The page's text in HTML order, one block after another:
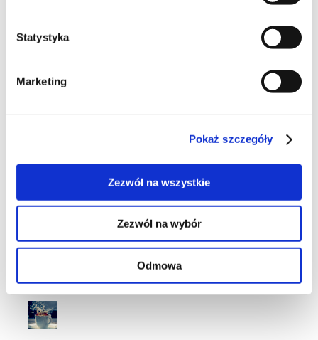
Statystyka
Marketing
Pokaż szczegóły
Zezwól na wszystkie
Zezwól na wybór
Odmowa
55
8
6